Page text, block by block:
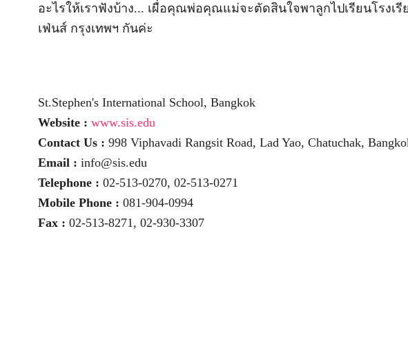
อะไรให้เราฟังบ้าง... เผื่อคุณพ่อคุณแม่จะตัดสินใจพาลูกไปเรียนโรงเ
เฟ่นส์ กรุงเทพฯ กันค่ะ
St.Stephen's International School, Bangkok
Website : www.sis.edu
Contact Us : 998 Viphavadi Rangsit Road, Lad Yao, Chatuchak,
Email : info@sis.edu
Telephone : 02-513-0270, 02-513-0271
Mobile Phone : 081-904-0994
Fax : 02-513-8271, 02-930-3307